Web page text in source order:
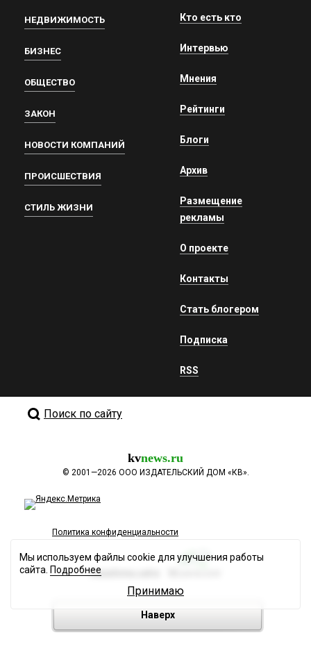
НЕДВИЖИМОСТЬ
БИЗНЕС
ОБЩЕСТВО
ЗАКОН
НОВОСТИ КОМПАНИЙ
ПРОИСШЕСТВИЯ
СТИЛЬ ЖИЗНИ
Кто есть кто
Интервью
Мнения
Рейтинги
Блоги
Архив
Размещение
рекламы
О проекте
Контакты
Стать блогером
Подписка
RSS
Поиск по сайту
kvnews.ru
© 2001—2026 ООО ИЗДАТЕЛЬСКИЙ ДОМ «КВ».
Политика конфиденциальности
Разработка сайта
Наверх
Мы используем файлы cookie для улучшения работы
сайта. Подробнее
Принимаю